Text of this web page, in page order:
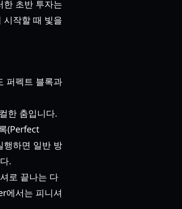
한 초반 투자는
시작할 때 빛을
퍼펙트 블록과
한 춤입니다.
(Perfect
행하면 일반 방
.
로 끝나는 다
에서는 피니셔